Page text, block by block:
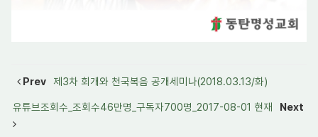
Prev 제3차 회개와 천국복음 공개세미나(2018.03.13/화)
유튜브조회수_조회수46만명_구독자700명_2017-08-01 현재 Next